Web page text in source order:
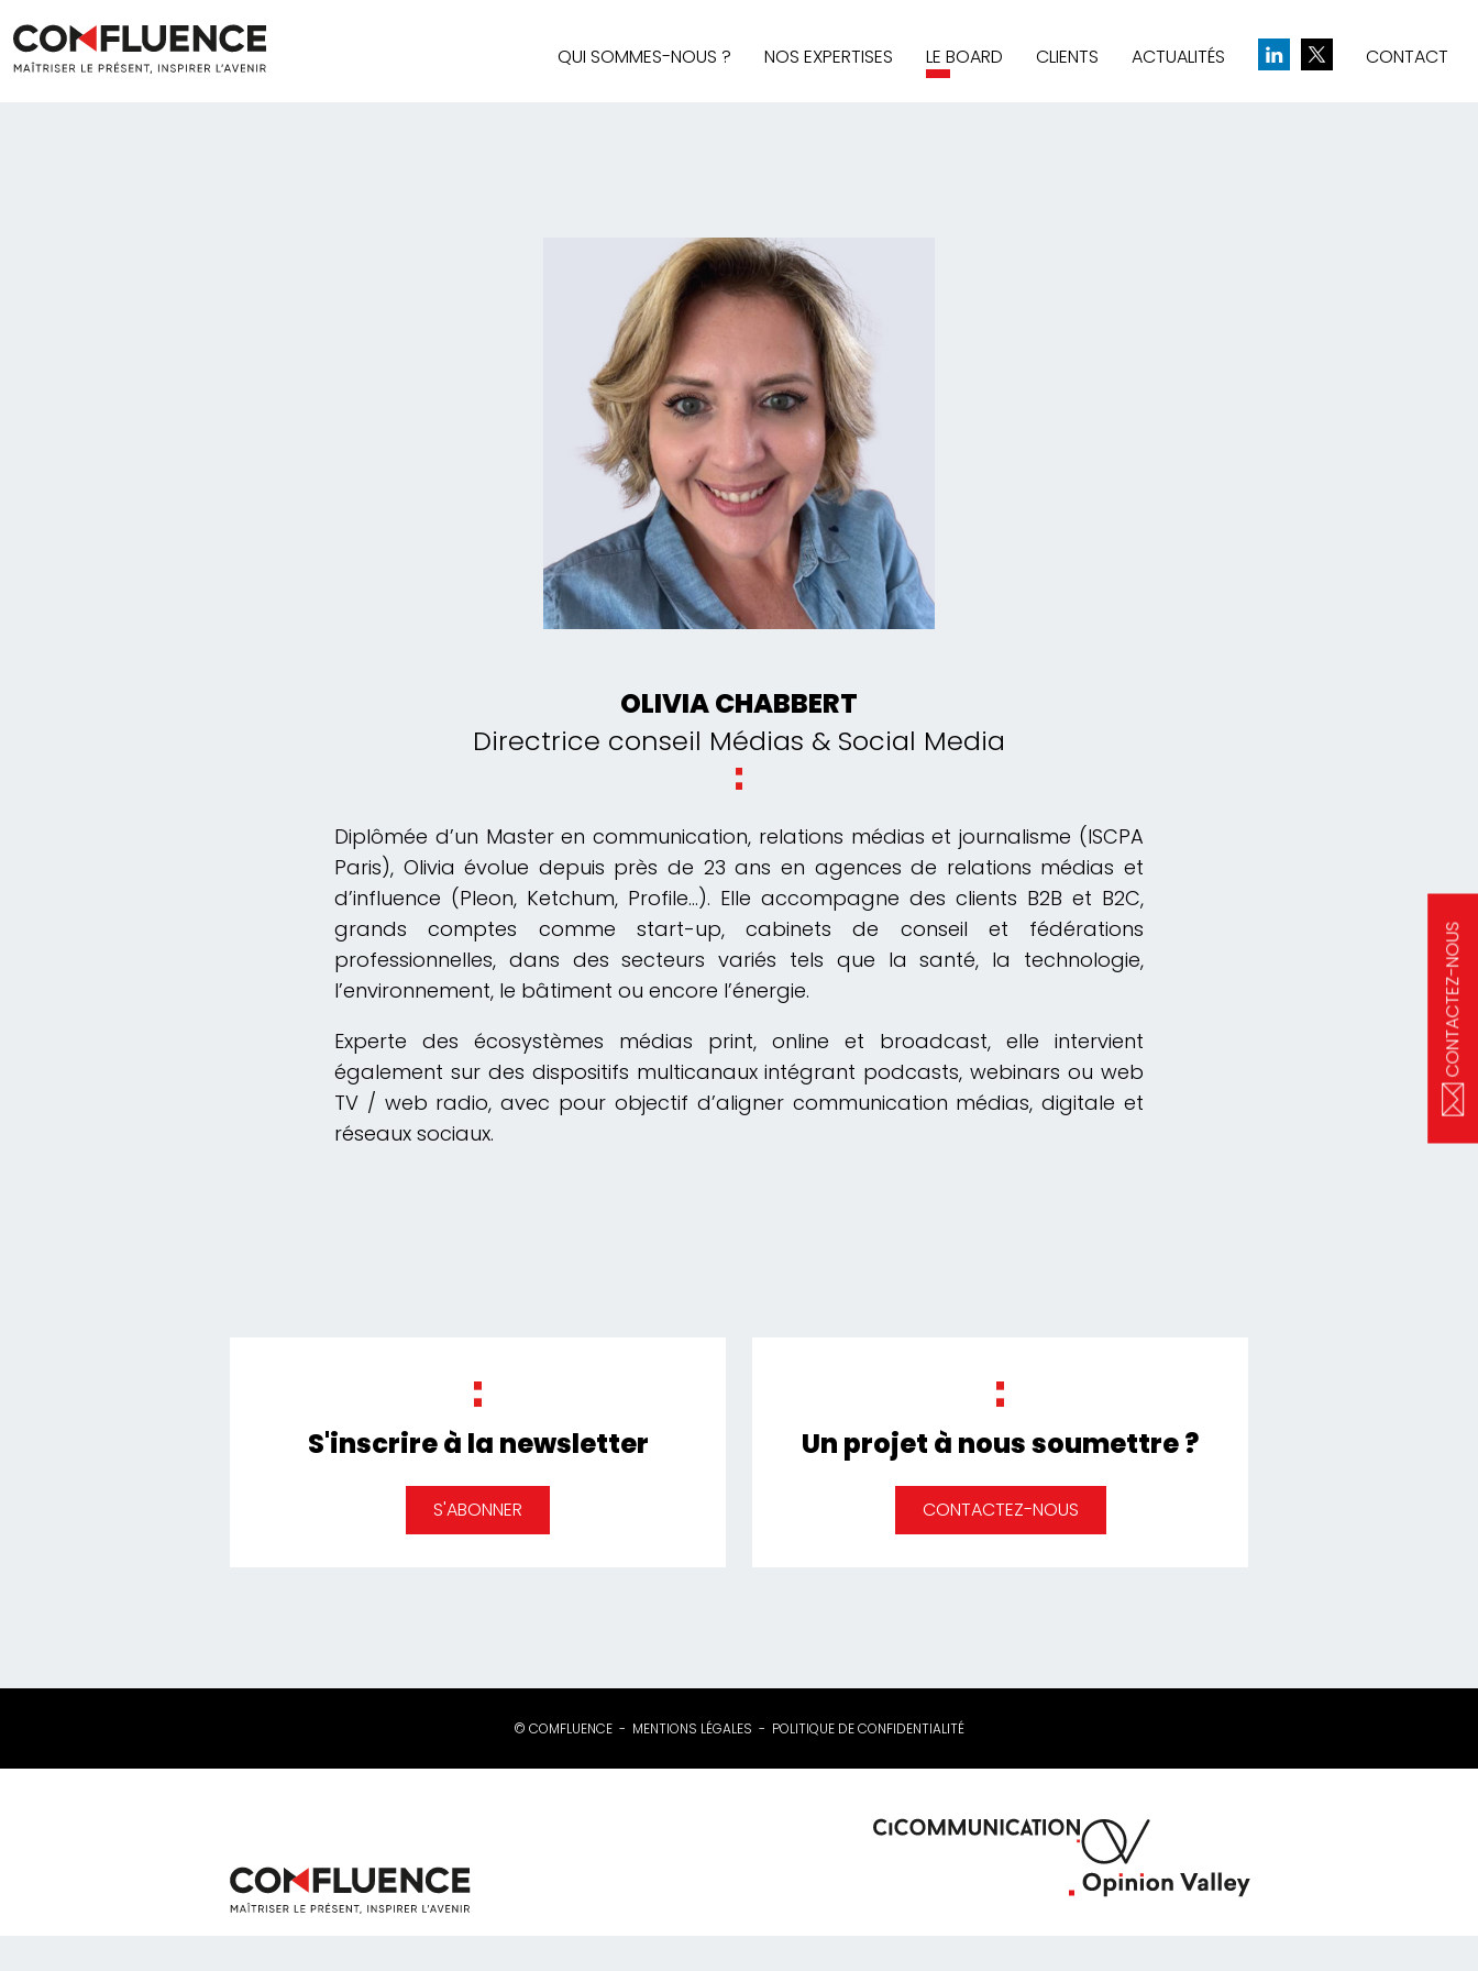
QUI SOMMES-NOUS ?
NOS EXPERTISES
INTELLIGENCE ÉCONOMIQUE
LE BOARD CLIENTS ACTUALITÉS CONTACT
OLIVIA CHABBERT
Directrice conseil Médias & Social Media
Diplômée d’un Master en communication, relations médias et journalisme (ISCPA
Paris), Olivia évolue depuis près de 23 ans en agences de relations médias et
d’influence (Pleon, Ketchum, Profile…). Elle accompagne des clients B2B et B2C,
grands comptes comme start-up, cabinets de conseil et fédérations
professionnelles, dans des secteurs variés tels que la santé, la technologie,
l’environnement, le bâtiment ou encore l’énergie.
Experte des écosystèmes médias print, online et broadcast, elle intervient
également sur des dispositifs multicanaux intégrant podcasts, webinars ou web
TV / web radio, avec pour objectif d’aligner communication médias, digitale et
réseaux sociaux.
S'inscrire à la newsletter
S'ABONNER
Un projet à nous soumettre ?
CONTACTEZ-NOUS
CONTACTEZ-NOUS
© COMFLUENCE MENTIONS LÉGALES POLITIQUE DE CONFIDENTIALITÉ